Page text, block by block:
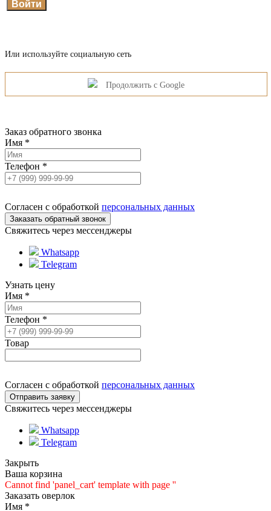
Или используйте социальную сеть
Продолжить с Google
Заказ обратного звонка
Имя *
Телефон *
Согласен с обработкой персональных данных
Свяжитесь через мессенджеры
Whatsapp
Telegram
Узнать цену
Имя *
Телефон *
Товар
Согласен с обработкой персональных данных
Свяжитесь через мессенджеры
Whatsapp
Telegram
Закрыть
Ваша корзина
Cannot find 'panel_cart' template with page ''
Заказать оверлок
Имя *